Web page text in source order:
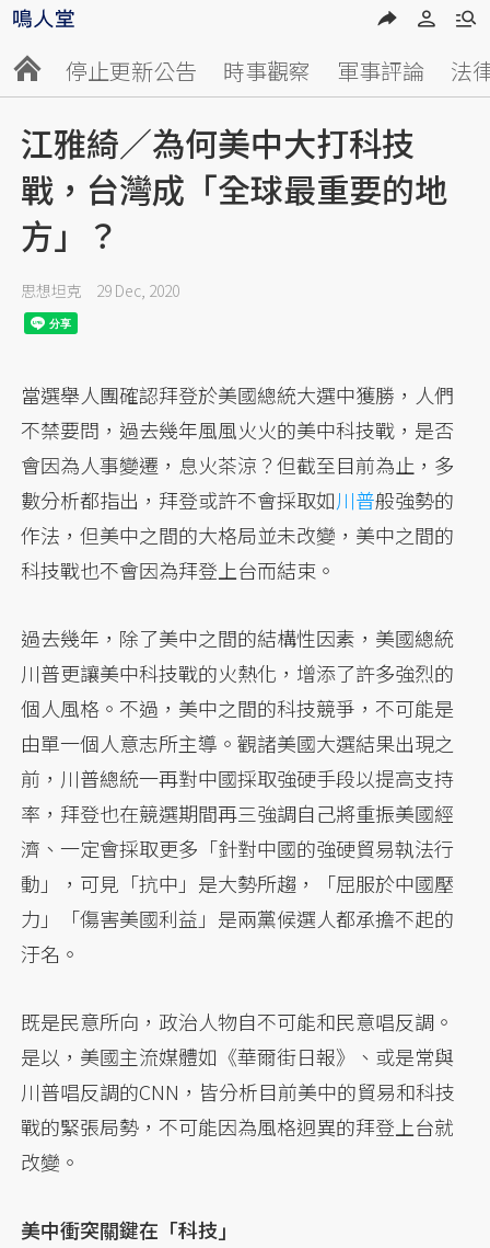
停止更新公告 時事觀察 軍事評論 法
江雅綺／為何美中大打科技
戰，台灣成「全球最重要的地
方」？
思想坦克 29 Dec, 2020
當選舉人團確認拜登於美國總統大選中獲勝，人們
不禁要問，過去幾年風風火火的美中科技戰，是否
會因為人事變遷，息火茶涼？但截至目前為止，多
數分析都指出，拜登或許不會採取如川普般強勢的
作法，但美中之間的大格局並未改變，美中之間的
科技戰也不會因為拜登上台而結束。
過去幾年，除了美中之間的結構性因素，美國總統
川普更讓美中科技戰的火熱化，增添了許多強烈的
個人風格。不過，美中之間的科技競爭，不可能是
由單一個人意志所主導。觀諸美國大選結果出現之
前，川普總統一再對中國採取強硬手段以提高支持
率，拜登也在競選期間再三強調自己將重振美國經
濟、一定會採取更多「針對中國的強硬貿易執法行
動」，可見「抗中」是大勢所趨，「屈服於中國壓
力」「傷害美國利益」是兩黨候選人都承擔不起的
汙名。
既是民意所向，政治人物自不可能和民意唱反調。
是以，美國主流媒體如《華爾街日報》、或是常與
川普唱反調的CNN，皆分析目前美中的貿易和科技
戰的緊張局勢，不可能因為風格迥異的拜登上台就
改變。
美中衝突關鍵在「科技」